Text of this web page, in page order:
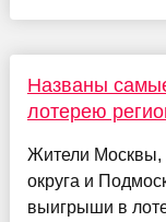
Названы
лотерею
Жители Москвы,
округа и
выигрыши в